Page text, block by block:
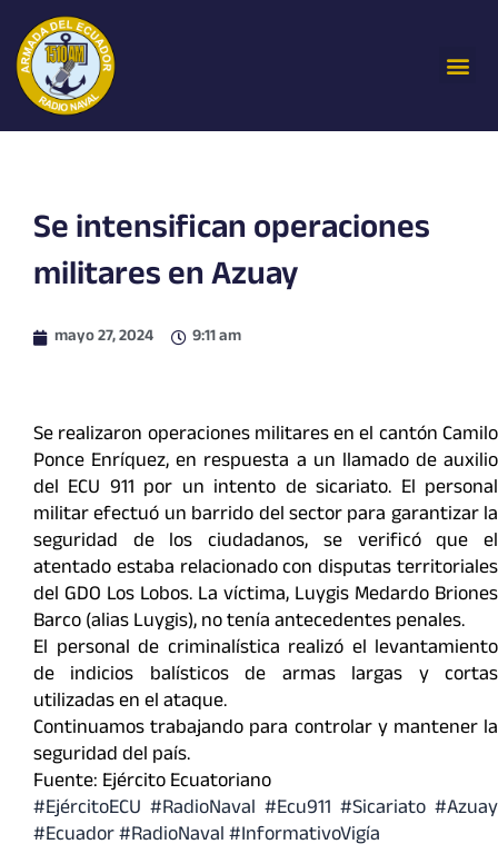
contenido
Se intensifican operaciones
militares en Azuay
mayo 27, 2024 9:11 am
Se realizaron operaciones militares en el cantón Camilo
Ponce Enríquez, en respuesta a un llamado de auxilio
del ECU 911 por un intento de sicariato. El personal
militar efectuó un barrido del sector para garantizar la
seguridad de los ciudadanos, se verificó que el
atentado estaba relacionado con disputas territoriales
del GDO Los Lobos. La víctima, Luygis Medardo Briones
Barco (alias Luygis), no tenía antecedentes penales.
El personal de criminalística realizó el levantamiento
de indicios balísticos de armas largas y cortas
utilizadas en el ataque.
Continuamos trabajando para controlar y mantener la
seguridad del país.
Fuente: Ejército Ecuatoriano
#EjércitoECU #RadioNaval #Ecu911 #Sicariato #Azuay
#Ecuador #RadioNaval #InformativoVigía